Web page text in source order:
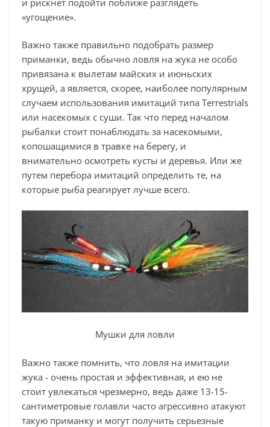
«угощение».
Важно также правильно подобрать размер
приманки, ведь обычно ловля на жука не особо
привязана к вылетам майских и июньских
хрущей, а является, скорее, наиболее популярным
случаем использования имитаций типа Terrestrials
или насекомых с суши. Так что перед началом
рыбалки стоит понаблюдать за насекомыми,
копошащимися в травке на берегу, и
внимательно осмотреть кусты и деревья. Или же
путем перебора имитаций определить те, на
которые рыба реагирует лучше всего.
Мушки для ловли
Важно также помнить, что ловля на имитации
жука - очень простая и эффективная, и ею не
стоит увлекаться чрезмерно, ведь даже 13-15-
сантиметровые голавли часто агрессивно атакуют
такую приманку и могут получить серьезные